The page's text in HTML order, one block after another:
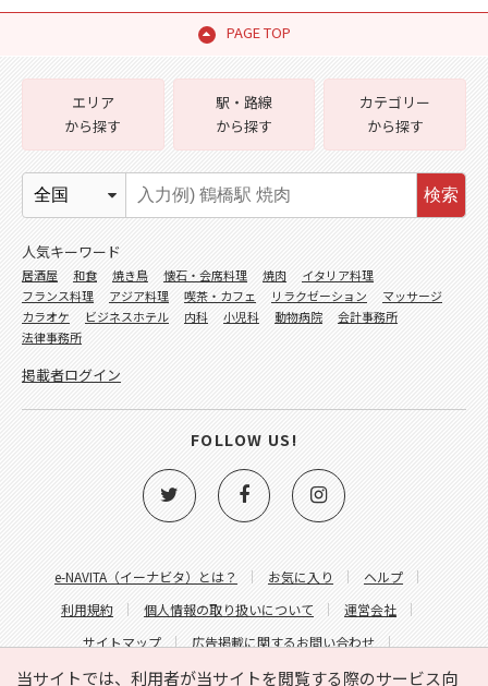
PAGE TOP
当サイトでは、利用者が当サイトを閲覧する際のサービス向
e-NAVITA（イーナビタ）とは？ お気に入り
ヘルプ
利用規約
個人情報の取り扱いについて
運営会社
サイトマップ
広告掲載に関するお問い合わせ
サイトの内容に関するお問い合わせ
エリア
から探す
駅・路線
から探す
カテゴリー
から探す
検索
人気キーワード
居酒屋 和食 焼き鳥 懐石・会席料理 焼肉
イタリア料理
フランス料理
アジア料理 喫茶・カフェ リラクゼーション
マッサージ
カラオケ
ビジネスホテル 内科 小児科 動物病院
会計事務所
法律事務所
掲載者ログイン
FOLLOW US!